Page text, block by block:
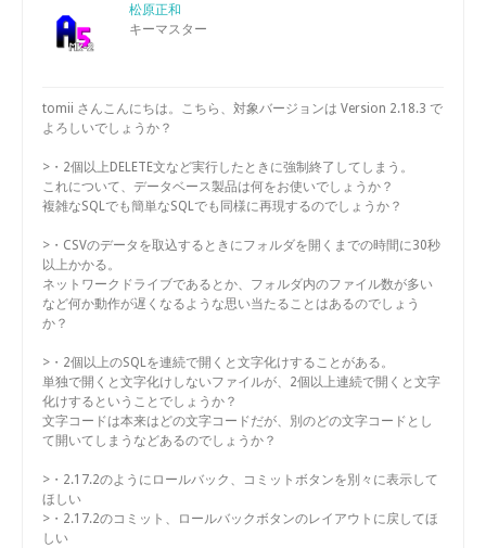
松原正和
キーマスター
tomii さんこんにちは。こちら、対象バージョンは Version 2.18.3 で
よろしいでしょうか？
>・2個以上DELETE文など実行したときに強制終了してしまう。
これについて、データベース製品は何をお使いでしょうか？
複雑なSQLでも簡単なSQLでも同様に再現するのでしょうか？
>・CSVのデータを取込するときにフォルダを開くまでの時間に30秒
以上かかる。
ネットワークドライブであるとか、フォルダ内のファイル数が多い
など何か動作が遅くなるような思い当たることはあるのでしょう
か？
>・2個以上のSQLを連続で開くと文字化けすることがある。
単独で開くと文字化けしないファイルが、2個以上連続で開くと文字
化けするということでしょうか？
文字コードは本来はどの文字コードだが、別のどの文字コードとし
て開いてしまうなどあるのでしょうか？
>・2.17.2のようにロールバック、コミットボタンを別々に表示して
ほしい
>・2.17.2のコミット、ロールバックボタンのレイアウトに戻してほ
しい